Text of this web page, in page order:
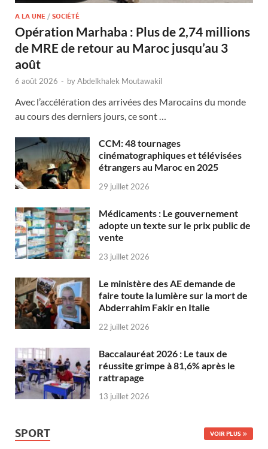
A LA UNE / SOCIÉTÉ
Opération Marhaba : Plus de 2,74 millions
de MRE de retour au Maroc jusqu’au 3
août
6 août 2026 - byAbdelkhalek Moutawakil
Avec l’accélération des arrivées des Marocains du monde
au cours des derniers jours, ce sont …
CCM: 48 tournages
cinématographiques et télévisées
étrangers au Maroc en 2025
29 juillet 2026
Médicaments : Le gouvernement
adopte un texte sur le prix public de
vente
23 juillet 2026
Le ministère des AE demande de
faire toute la lumière sur la mort de
Abderrahim Fakir en Italie
22 juillet 2026
Baccalauréat 2026 : Le taux de
réussite grimpe à 81,6% après le
rattrapage
13 juillet 2026
SPORT VOIR PLUS